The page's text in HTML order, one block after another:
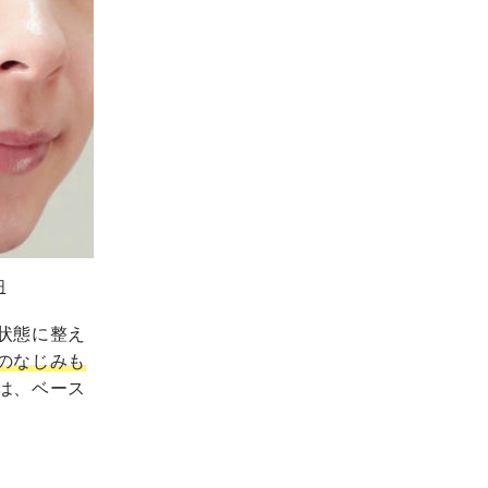
態に整え
なじみも
、ベース